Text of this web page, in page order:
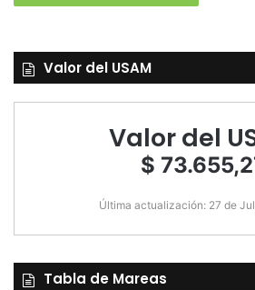
Valor del USAM
Valor del
$
Última actualización: 27 de
Tabla de Mareas